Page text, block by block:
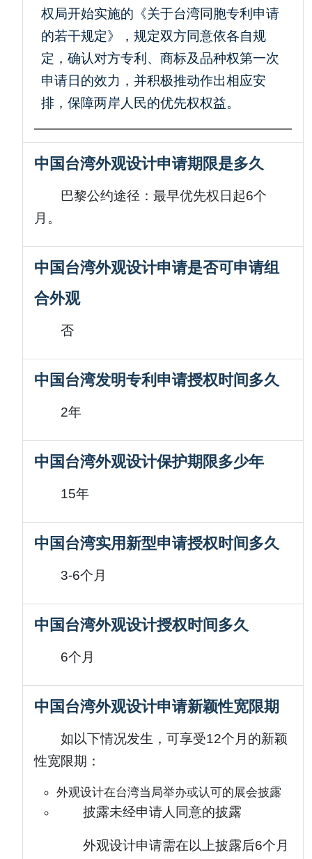
权局开始实施的《关于台湾同胞专利申请
的若干规定》，规定双方同意依各自规
定，确认对方专利、商标及品种权第一次
申请日的效力，并积极推动作出相应安
排，保障两岸人民的优先权权益。
中国台湾外观设计申请期限是多久
巴黎公约途径：最早优先权日起6个
月。
中国台湾外观设计申请是否可申请组
合外观
否
中国台湾发明专利申请授权时间多久
2年
中国台湾外观设计保护期限多少年
15年
中国台湾实用新型申请授权时间多久
3-6个月
中国台湾外观设计授权时间多久
6个月
中国台湾外观设计申请新颖性宽限期
如以下情况发生，可享受12个月的新颖
性宽限期：
外观设计在台湾当局举办或认可的展会披露
披露未经申请人同意的披露
外观设计申请需在以上披露后6个月